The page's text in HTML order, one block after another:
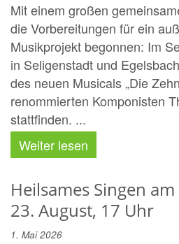
Mit einem großen
die Vorbereitungen für ein
Musikprojekt begonnen: Im
in Seligenstadt und
des neuen Musicals „Die
renommierten Komponisten
stattfinden. ...
Weiter lesen
Heilsames Singen
23. August, 17 Uhr
1. Mai 2026